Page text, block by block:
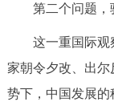
第二个问题，
这一重国际观
家朝令夕改、出
势下，中国发展的